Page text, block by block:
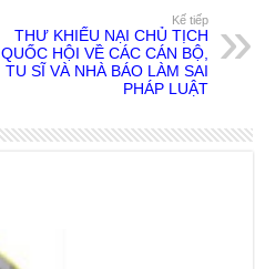
Kế tiếp
THƯ KHIẾU NẠI CHỦ TỊCH
QUỐC HỘI VỀ CÁC CÁN BỘ,
TU SĨ VÀ NHÀ BÁO LÀM SAI
PHÁP LUẬT